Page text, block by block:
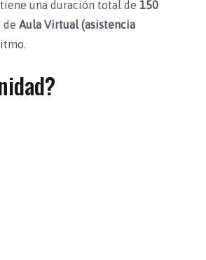
una duración total de 150
de Aula Virtual (asistencia